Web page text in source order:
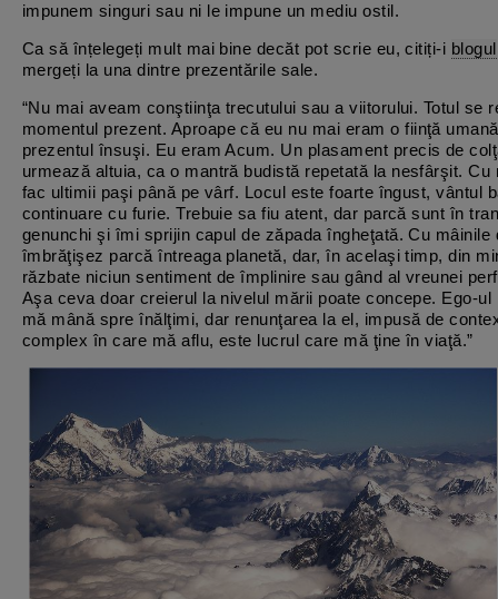
impunem singuri sau ni le impune un mediu ostil.
Ca să înțelegeți mult mai bine decăt pot scrie eu, citiți-i blogul
mergeți la una dintre prezentările sale.
“Nu mai aveam conştiinţa trecutului sau a viitorului. Totul se
momentul prezent. Aproape că eu nu mai eram o fiinţă
prezentul însuşi. Eu eram Acum. Un plasament precis de
urmează altuia, ca o mantră budistă repetată la nesfârşit. Cu
fac ultimii paşi până pe vârf. Locul este foarte îngust, vântul
continuare cu furie. Trebuie sa fiu atent, dar parcă sunt în
genunchi şi îmi sprijin capul de zăpada îngheţată. Cu mâinile
îmbrăţişez parcă întreaga planetă, dar, în acelaşi timp, din
răzbate niciun sentiment de împlinire sau gând al vreunei
Aşa ceva doar creierul la nivelul mării poate concepe. Ego-ul
mă mână spre înălţimi, dar renunţarea la el, impusă de
complex în care mă aflu, este lucrul care mă ţine în viaţă.”